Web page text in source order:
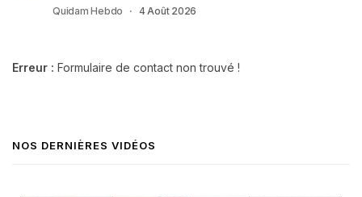
Quidam Hebdo 4 Août 2026
Erreur : Formulaire de contact non trouvé !
NOS DERNIÈRES VIDÉOS